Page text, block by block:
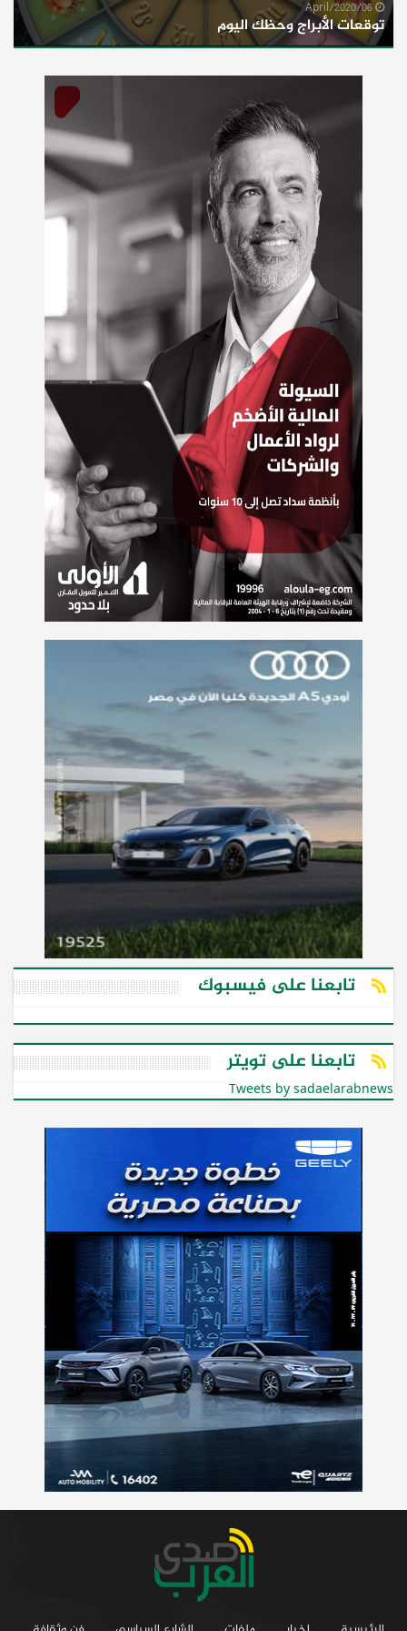
توقعات الأبراج وحظك اليوم
تابعنا على فيسبوك
تابعنا على تويتر
Tweets by sadaelarabnews